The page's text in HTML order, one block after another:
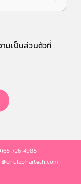
ามเป็นส่วนตัวที่
726 4985